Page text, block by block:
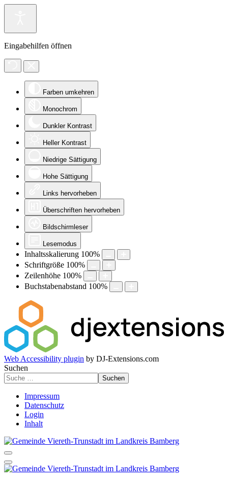
Eingabehilfen öffnen
Farben umkehren
Monochrom
Dunkler Kontrast
Heller Kontrast
Niedrige Sättigung
Hohe Sättigung
Links hervorheben
Überschriften hervorheben
Bildschirmleser
Lesemodus
Inhaltsskalierung 100%
Schriftgröße 100%
Zeilenhöhe 100%
Buchstabenabstand 100%
Web Accessibility plugin by DJ-Extensions.com
Suchen
Suchen
Impressum
Datenschutz
Login
Inhalt